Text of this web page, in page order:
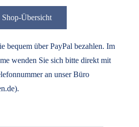
Shop-Übersicht
bequem über PayPal bezahlen. Im
wenden Sie sich bitte direkt mit
an unser Büro